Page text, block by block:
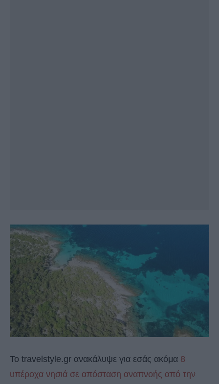
Το travelstyle.gr ανακάλυψε για εσάς ακόμα 8
υπέροχα νησιά σε απόσταση αναπνοής από την